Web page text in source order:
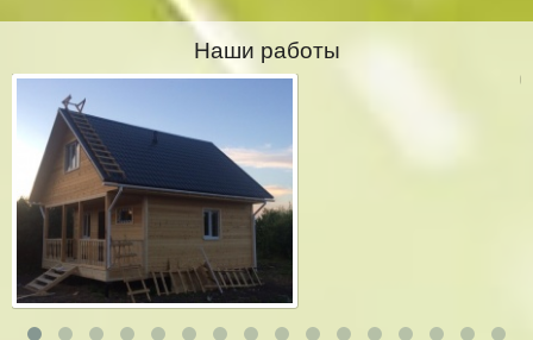
Наши работы